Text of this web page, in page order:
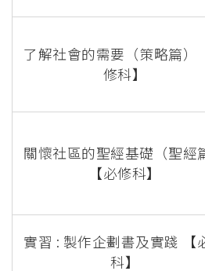
了解社會的需要（策略篇）
修科】
關懷社區的聖經基礎（聖經
【必修科】
實習 : 製作企劃書及實踐 【
科】